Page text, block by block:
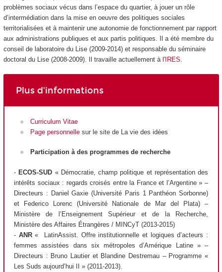
problèmes sociaux vécus dans l’espace du quartier, à jouer un rôle
d’intermédiation dans la mise en oeuvre des politiques sociales
territorialisées et à maintenir une autonomie de fonctionnement par rapport
aux administrations publiques et aux partis politiques. Il a été membre du
conseil de laboratoire du Lise (2009-2014) et responsable du séminaire
doctoral du Lise (2008-2009). Il travaille actuellement àl'IRES.
Plus d'informations
Curriculum Vitae
Page personnellesur le site de La vie des idées
Participation à des programmes de recherche
-ECOS-SUD « Démocratie, champ politique et représentation des
intérêts sociaux : regards croisés entre la France et l’Argentine » –
Directeurs : Daniel Gaxie (Université Paris 1 Panthéon Sorbonne)
et Federico Lorenc (Université Nationale de Mar del Plata) –
Ministère de l’Enseignement Supérieur et de la Recherche,
Ministère des Affaires Étrangères / MINCyT (2013-2015)
- ANR« LatinAssist. Offre institutionnelle et logiques d’acteurs :
femmes assistées dans six métropoles d’Amérique Latine » –
Directeurs : Bruno Lautier et Blandine Destremau – Programme «
Les Suds aujourd’hui II » (2011-2013).